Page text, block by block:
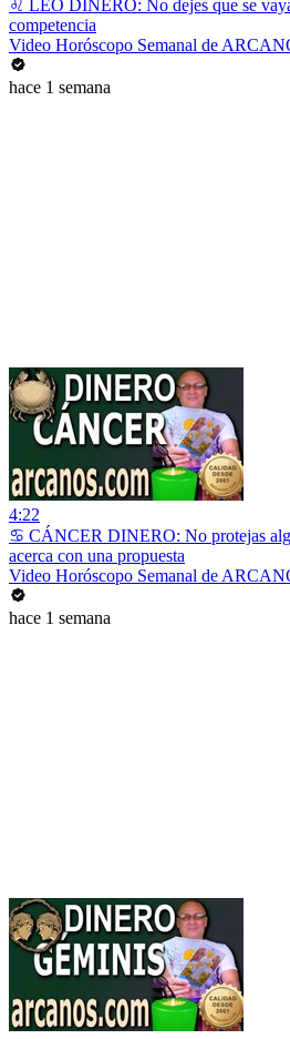
♌ LEO DINERO: No dejes que se
competencia
Video Horóscopo Semanal de
hace 1 semana
4:22
♋ CÁNCER DINERO: No protejas
acerca con una propuesta
Video Horóscopo Semanal de
hace 1 semana